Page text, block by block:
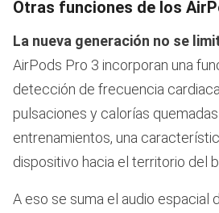
Otras funciones de los
La nueva generación no se
AirPods Pro 3 incorporan una
detección de frecuencia
pulsaciones y calorías
entrenamientos, una
dispositivo hacia el territorio del
A eso se suma el audio espacial